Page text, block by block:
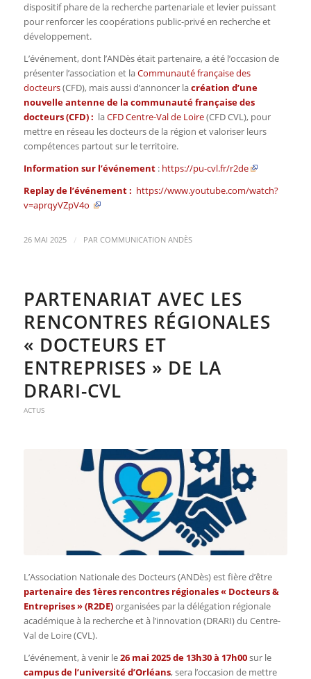
dispositif phare de la recherche partenariale et levier puissant
pour renforcer les coopérations public-privé en recherche et
développement.
L’événement, dont l’ANDès était partenaire, a été l’occasion de
présenter l’association et laCommunauté française des
docteurs(CFD), mais aussi d’annoncer lacréation d’une
nouvelle antenne de la communauté française des
docteurs (CFD) : laCFD Centre-Val de Loire(CFD CVL), pour
mettre en réseau les docteurs de la région et valoriser leurs
compétences partout sur le territoire.
Information sur l’événement: https://pu-cvl.fr/r2de
Replay de l’événement : https://www.youtube.com/watch?
v=aprqyVZpV4o
26 MAI 2025 / PAR COMMUNICATION ANDÈS
PARTENARIAT AVEC LES
RENCONTRES RÉGIONALES
« DOCTEURS ET
ENTREPRISES » DE LA
DRARI-CVL
ACTUS
L’Association Nationale des Docteurs (ANDès) est fière d’être
partenaire des 1ères rencontres régionales « Docteurs &
Entreprises » (R2DE)organisées par la délégation régionale
académique à la recherche et à l’innovation (DRARI) du Centre-
Val de Loire (CVL).
L’événement, à venir le26 mai 2025 de 13h30 à 17h00sur le
campus de l’université d’Orléans, sera l’occasion de mettre